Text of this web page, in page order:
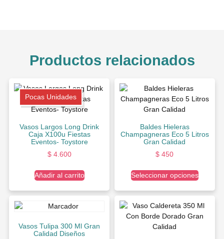
Productos relacionados
Pocas Unidades
Vasos Largos Long Drink
Caja X100u Fiestas
Eventos- Toystore
$4.600
Añadir al carrito
Baldes Hieleras
Champagneras Eco 5 Litros
Gran Calidad
$ 450
Seleccionar opciones
Vasos Tulipa 300 Ml Gran
Calidad Diseños